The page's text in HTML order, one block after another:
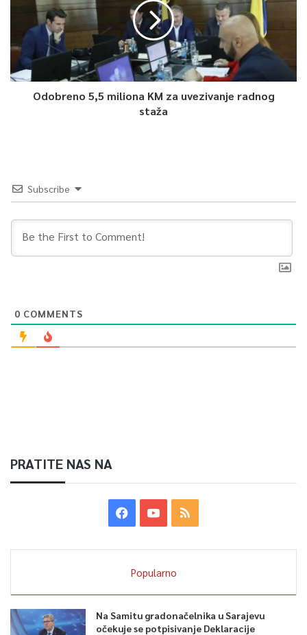
Odobreno 5,5 miliona KM za uvezivanje radnog
staža
Subscribe
0 COMMENTS
PRATITE NAS NA
Popularno
Na Samitu gradonačelnika u Sarajevu
očekuje se potpisivanje Deklaracije